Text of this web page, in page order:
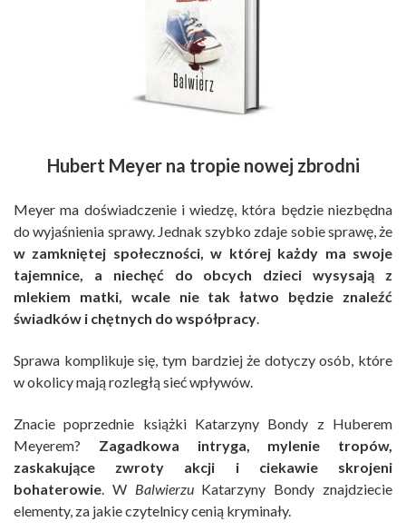
Hubert Meyer na tropie nowej zbrodni
Meyer ma doświadczenie i wiedzę, która będzie niezbędna
do wyjaśnienia sprawy. Jednak szybko zdaje sobie sprawę, że
w zamkniętej społeczności, w której każdy ma swoje
tajemnice, a niechęć do obcych dzieci wysysają z
mlekiem matki, wcale nie tak łatwo będzie znaleźć
świadków i chętnych do współpracy.
Sprawa komplikuje się, tym bardziej że dotyczy osób, które
w okolicy mają rozległą sieć wpływów.
Znacie poprzednie książki Katarzyny Bondy z Huberem
Meyerem? Zagadkowa intryga, mylenie tropów,
zaskakujące zwroty akcji i ciekawie skrojeni
bohaterowie. W BalwierzuKatarzyny Bondy znajdziecie
elementy, za jakie czytelnicy cenią kryminały.